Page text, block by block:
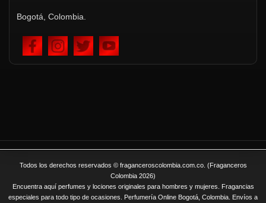
Bogotá, Colombia.
Todos los derechos reservados © fraganceroscolombia.com.co. (Fraganceros
Colombia 2026)
Encuentra aquí perfumes y lociones originales para hombres y mujeres. Fragancias
especiales para todo tipo de ocasiones. Perfumería Online Bogotá, Colombia. Envíos a